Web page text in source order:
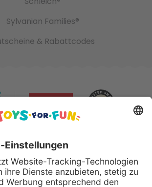
Sylvanian Families®
& Rabattcodes
Sicher bezahlen mit: